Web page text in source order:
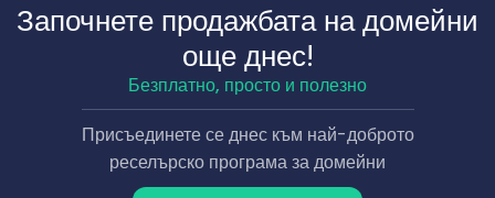
Започнете продажбата на домейни
още днес!
Безплатно, просто и полезно
Присъединете се днес към най-доброто
реселърско програма за домейни